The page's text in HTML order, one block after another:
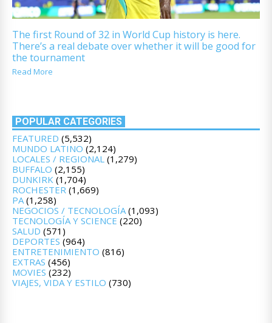
The first Round of 32 in World Cup history is here.
There’s a real debate over whether it will be good for
the tournament
Read More
POPULAR CATEGORIES
FEATURED (5,532)
MUNDO LATINO (2,124)
LOCALES / REGIONAL (1,279)
BUFFALO (2,155)
DUNKIRK (1,704)
ROCHESTER (1,669)
PA(1,258)
NEGOCIOS / TECNOLOGÍA(1,093)
TECNOLOGÍA Y SCIENCE (220)
SALUD (571)
DEPORTES (964)
ENTRETENIMIENTO (816)
EXTRAS (456)
MOVIES (232)
VIAJES, VIDA Y ESTILO (730)